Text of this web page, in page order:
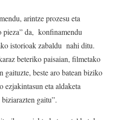
arintze prozesu eta
pieza” da, konfinamendu
istorioak zabaldu nahi ditu.
beteriko paisaian, filmetako
gaituzte, beste aro batean biziko
ezjakintasun eta aldaketa
biziarazten gaitu”.